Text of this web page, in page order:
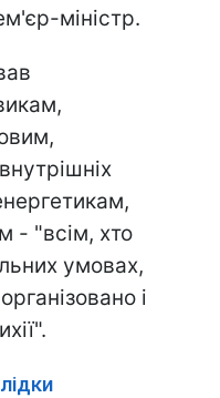
міністр.
- "всім, хто
умовах,
і